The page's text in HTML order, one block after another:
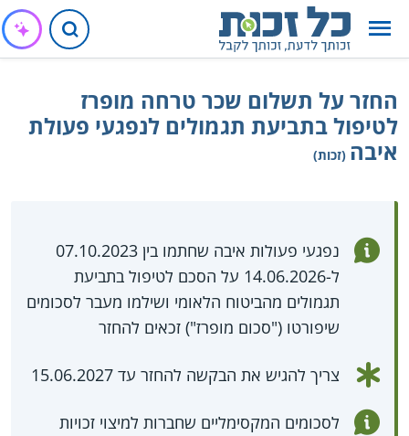
החזר על תשלום שכר טרחה מופרז
לטיפול בתביעת תגמולים לנפגעי פעולת
איבה (זכות)
נפגעי פעולות איבה שחתמו בין 07.10.2023
ל-14.06.2026 על הסכם לטיפול בתביעת
תגמולים מהביטוח הלאומי ושילמו מעבר לסכומים
שיפורטו ("סכום מופרז") זכאים להחזר
צריך להגיש את הבקשה להחזר עד 15.06.2027
לסכומים המקסימליים שחברות למיצוי זכויות